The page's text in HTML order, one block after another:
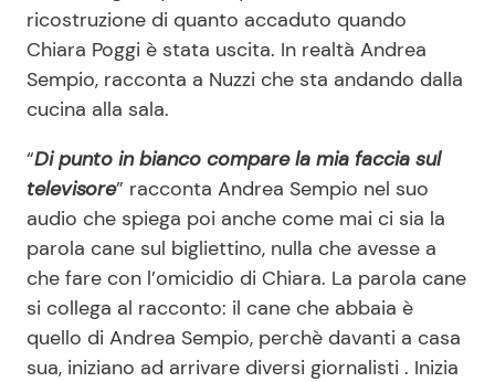
ricostruzione di quanto accaduto quando
Chiara Poggi è stata uscita. In realtà Andrea
Sempio, racconta a Nuzzi che sta andando dalla
cucina alla sala.
“Di punto in bianco compare la mia faccia sul
televisore” racconta Andrea Sempio nel suo
audio che spiega poi anche come mai ci sia la
parola cane sul bigliettino, nulla che avesse a
che fare con l’omicidio di Chiara. La parola cane
si collega al racconto: il cane che abbaia è
quello di Andrea Sempio, perchè davanti a casa
sua, iniziano ad arrivare diversi giornalisti . Inizia